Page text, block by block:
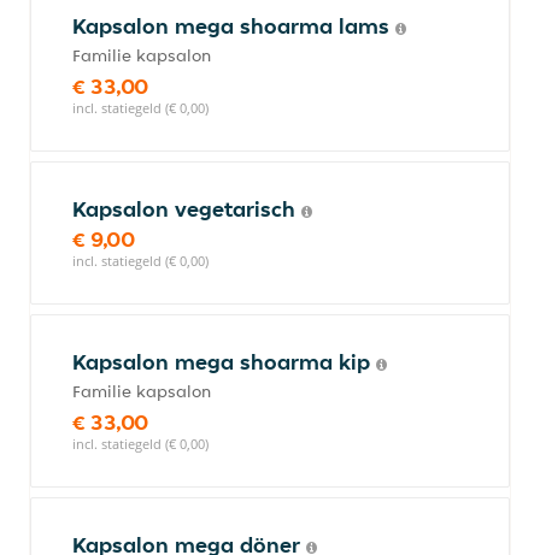
Kapsalon mega shoarma lams
Familie kapsalon
€ 33,00
incl. statiegeld (€ 0,00)
Kapsalon vegetarisch
€ 9,00
incl. statiegeld (€ 0,00)
Kapsalon mega shoarma kip
Familie kapsalon
€ 33,00
incl. statiegeld (€ 0,00)
Kapsalon mega döner